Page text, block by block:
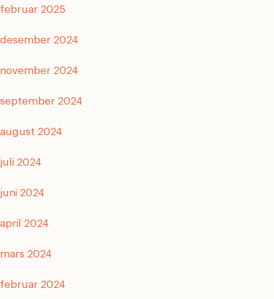
februar 2025
desember 2024
november 2024
september 2024
august 2024
juli 2024
juni 2024
april 2024
mars 2024
februar 2024